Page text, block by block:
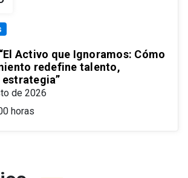
Activo que Ignoramos: Cómo
redefine talento,
de 2026
horas